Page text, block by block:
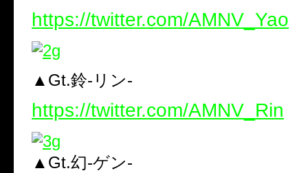
https://twitter.com/AMNV_Yao
▲Gt.鈴-リン-
https://twitter.com/AMNV_Rin
▲Gt.幻-ゲン-